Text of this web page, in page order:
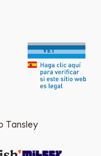
Tansley